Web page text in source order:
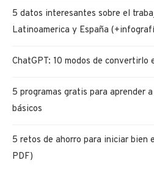
5 datos interesantes sobre el
Latinoamerica y España
ChatGPT: 10 modos de
5 programas gratis para aprender
básicos
5 retos de ahorro para iniciar bien
PDF)